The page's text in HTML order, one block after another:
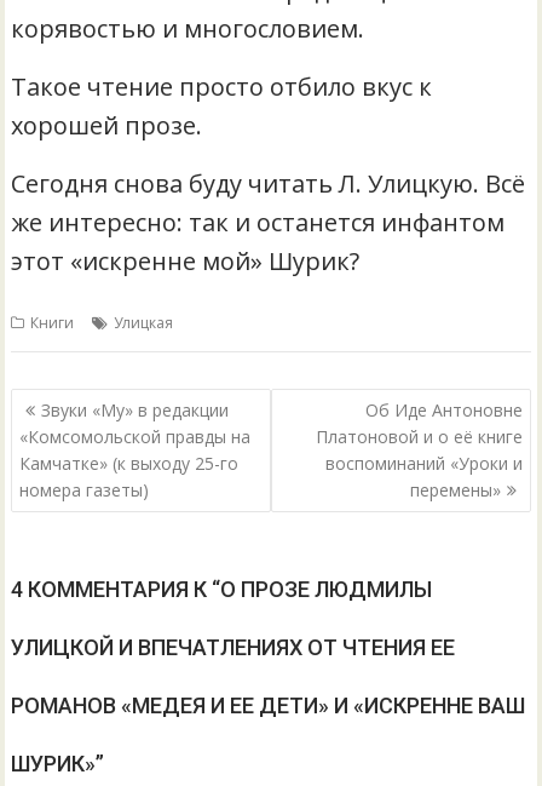
корявостью и многословием.
Такое чтение просто отбило вкус к
хорошей прозе.
Сегодня снова буду читать Л. Улицкую. Всё
же интересно: так и останется инфантом
этот «искренне мой» Шурик?
Книги Улицкая
Навигация
по
записям
Звуки «Му» в редакции
«Комсомольской правды на
Камчатке» (к выходу 25-го
номера газеты)
Об Иде Антоновне
Платоновой и о её книге
воспоминаний «Уроки и
перемены»
4 КОММЕНТАРИЯ К “О ПРОЗЕ ЛЮДМИЛЫ
УЛИЦКОЙ И ВПЕЧАТЛЕНИЯХ ОТ ЧТЕНИЯ ЕЕ
РОМАНОВ «МЕДЕЯ И ЕЕ ДЕТИ» И «ИСКРЕННЕ ВАШ
ШУРИК»”